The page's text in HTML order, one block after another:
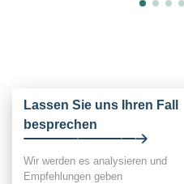
Lassen Sie uns Ihren Fall
besprechen
Wir werden es analysieren und
Empfehlungen geben